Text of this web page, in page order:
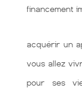
financement
acquérir un
vous allez
pour ses